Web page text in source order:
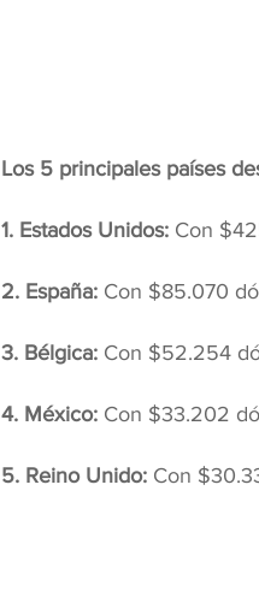
Los 5 principales países
1. Estados Unidos: Con
2. España: Con $85.070
3. Bélgica: Con $52.254
4. México: Con $33.202
5. Reino Unido: Con